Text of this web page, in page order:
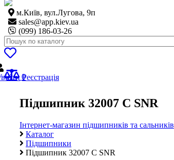
м.Київ, вул.Лугова, 9п
sales@app.kiev.ua
(099) 186-03-26
0
Реєстрація
Підшипник 32007 C SNR
Інтернет-магазин підшипників та сальників
Каталог
Підшипники
Підшипник 32007 C SNR